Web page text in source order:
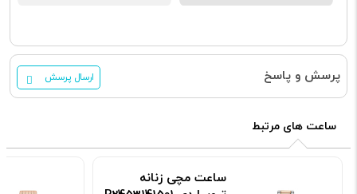
پرسش و پاسخ ارسال پرسش
ساعت های مرتبط
ساعت مچی زنانه